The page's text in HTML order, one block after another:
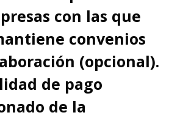
con las que
convenios
(opcional).
de pago
de la